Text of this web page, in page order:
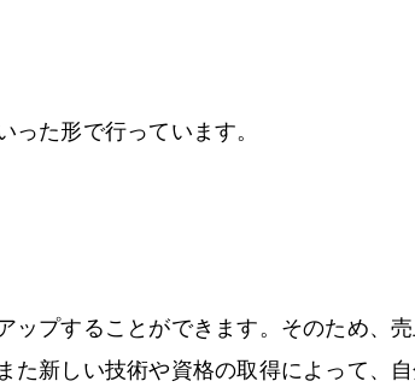
た形で行っています。
プすることができます。そのため、
新しい技術や資格の取得によって、